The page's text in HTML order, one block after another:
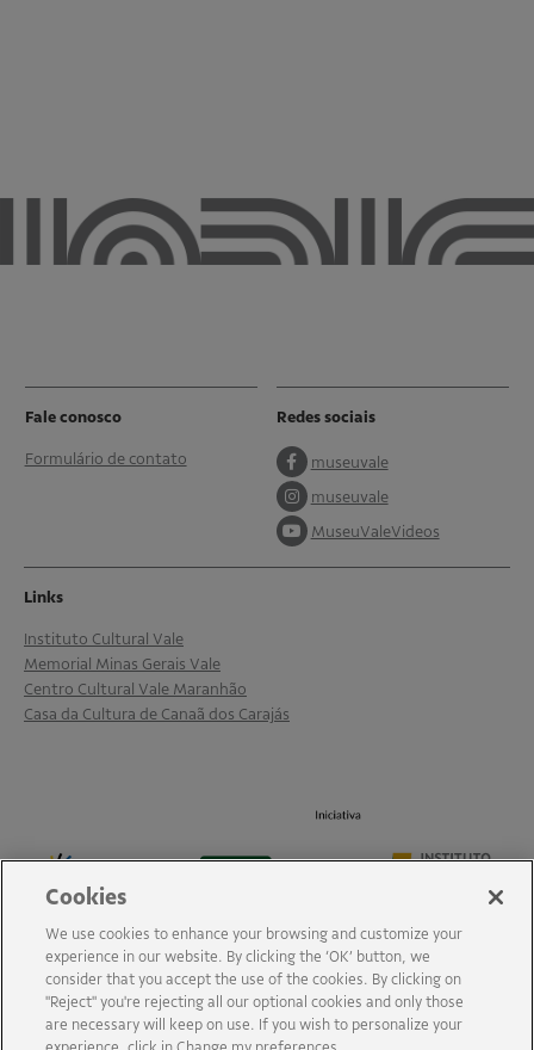
Fale conosco
Formulário de contato
Redes sociais
museuvale
museuvale
MuseuValeVideos
Links
Instituto Cultural Vale
Memorial Minas Gerais Vale
Centro Cultural Vale Maranhão
Casa da Cultura de Canaã dos Carajás
Cookies
We use cookies to enhance your browsing and customize your
experience in our website. By clicking the ‘OK’ button, we
consider that you accept the use of the cookies. By clicking on
"Reject" you're rejecting all our optional cookies and only those
are necessary will keep on use. If you wish to personalize your